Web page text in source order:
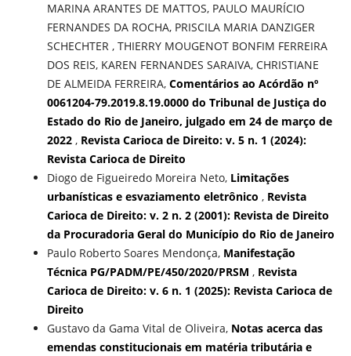
MARINA ARANTES DE MATTOS, PAULO MAURÍCIO
FERNANDES DA ROCHA, PRISCILA MARIA DANZIGER
SCHECHTER , THIERRY MOUGENOT BONFIM FERREIRA
DOS REIS, KAREN FERNANDES SARAIVA, CHRISTIANE
DE ALMEIDA FERREIRA, Comentários ao Acórdão nº
0061204-79.2019.8.19.0000 do Tribunal de Justiça do
Estado do Rio de Janeiro, julgado em 24 de março de
2022 , Revista Carioca de Direito: v. 5 n. 1 (2024):
Revista Carioca de Direito
Diogo de Figueiredo Moreira Neto, Limitações
urbanísticas e esvaziamento eletrônico , Revista
Carioca de Direito: v. 2 n. 2 (2001): Revista de Direito
da Procuradoria Geral do Município do Rio de Janeiro
Paulo Roberto Soares Mendonça, Manifestação
Técnica PG/PADM/PE/450/2020/PRSM , Revista
Carioca de Direito: v. 6 n. 1 (2025): Revista Carioca de
Direito
Gustavo da Gama Vital de Oliveira, Notas acerca das
emendas constitucionais em matéria tributária e